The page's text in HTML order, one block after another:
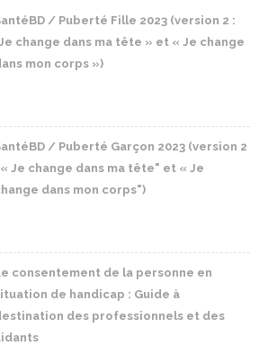
/ Puberté Fille 2023 (version 2 :
change dans ma tête » et « Je change
mon corps »)
/ Puberté Garçon 2023 (version 2
« Je change dans ma tête" et « Je
dans mon corps")
consentement de la personne en
de handicap : Guide à
des professionnels et des